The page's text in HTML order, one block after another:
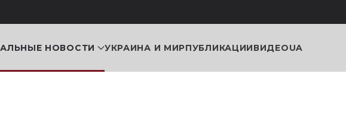
НОВОСТИ УКРАИНА И МИРПУБЛИКАЦИИВИДЕОUA